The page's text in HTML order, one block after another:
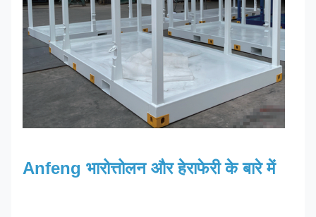
Anfeng भारोत्तोलन और हेराफेरी के बारे में